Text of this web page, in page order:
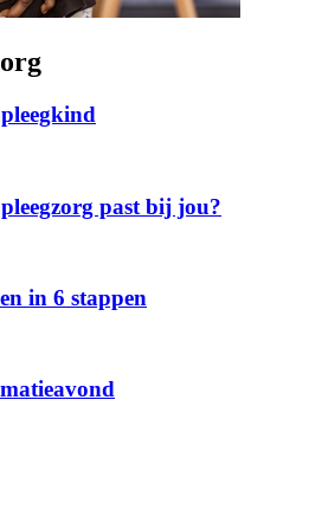
past bij jou?
in 6 stappen